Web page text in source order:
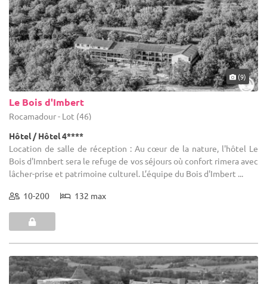
(9)
Le Bois d'Imbert
Rocamadour - Lot (46)
Hôtel / Hôtel 4****
Location de salle de réception : Au cœur de la nature, l'hôtel Le
Bois d'Imnbert sera le refuge de vos séjours où confort rimera avec
lâcher-prise et patrimoine culturel. L’équipe du Bois d'Imbert ...
10-200 132 max